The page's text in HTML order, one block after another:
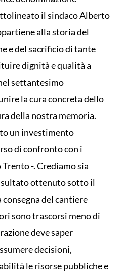
il sindaco Alberto
alla storia del
e del sacrificio di tante
dignità e qualità a
settantesimo
la cura concreta dello
della nostra memoria.
un investimento
di confronto con i
-. Crediamo sia
ottenuto sotto il
del cantiere
sono trascorsi meno di
deve saper
decisioni,
le risorse pubbliche e